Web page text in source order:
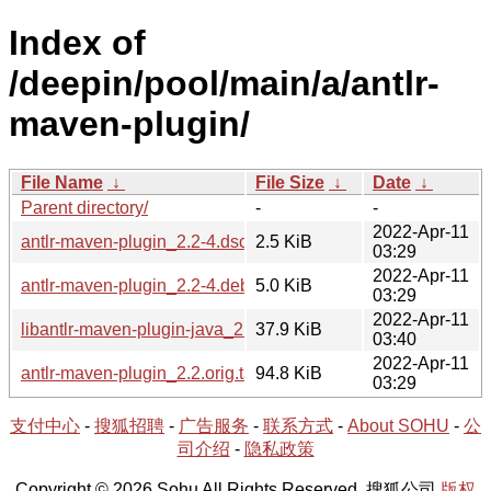
Index of
/deepin/pool/main/a/antlr-
maven-plugin/
File Name ↓ File Size ↓ Date ↓
Parent directory/
-
-
antlr-maven-plugin_2.2-4.dsc
2.5 KiB
2022-Apr-11
03:29
antlr-maven-plugin_2.2-4.debian.tar.xz
5.0 KiB
2022-Apr-11
03:29
libantlr-maven-plugin-java_2.2-4_all.deb
37.9 KiB
2022-Apr-11
03:40
antlr-maven-plugin_2.2.orig.tar.gz94.8 KiB
2022-Apr-11
03:29
支付中心 - 搜狐招聘 - 广告服务 - 联系方式 - About SOHU - 公
司介绍 - 隐私政策